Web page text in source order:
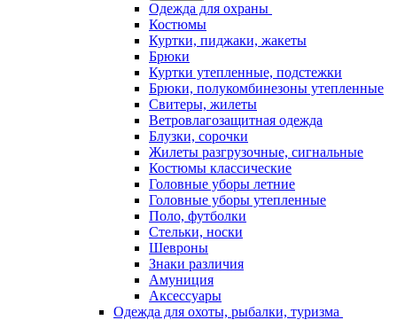
Одежда для охраны
Костюмы
Куртки, пиджаки, жакеты
Брюки
Куртки утепленные, подстежки
Брюки, полукомбинезоны утепленные
Свитеры, жилеты
Ветровлагозащитная одежда
Блузки, сорочки
Жилеты разгрузочные, сигнальные
Костюмы классические
Головные уборы летние
Головные уборы утепленные
Поло, футболки
Стельки, носки
Шевроны
Знаки различия
Амуниция
Аксессуары
Одежда для охоты, рыбалки, туризма